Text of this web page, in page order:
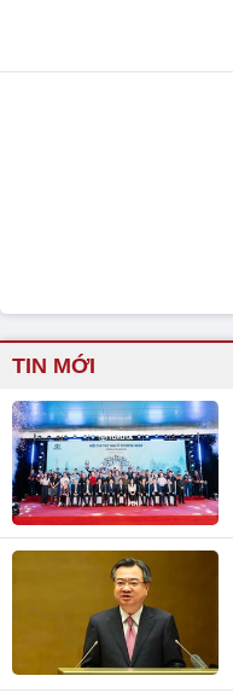
TIN MỚI